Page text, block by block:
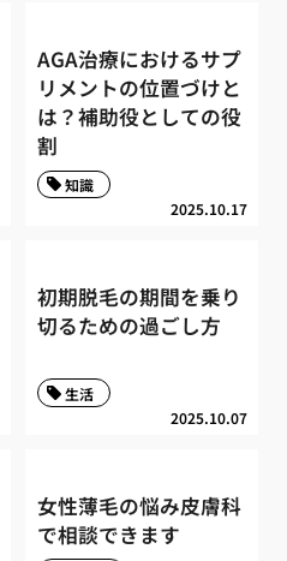
AGA治療におけるサプ
リメントの位置づけと
は？補助役としての役
割
2025.10.17
知識
初期脱毛の期間を乗り
切るための過ごし方
2025.10.07
生活
女性薄毛の悩み皮膚科
で相談できます